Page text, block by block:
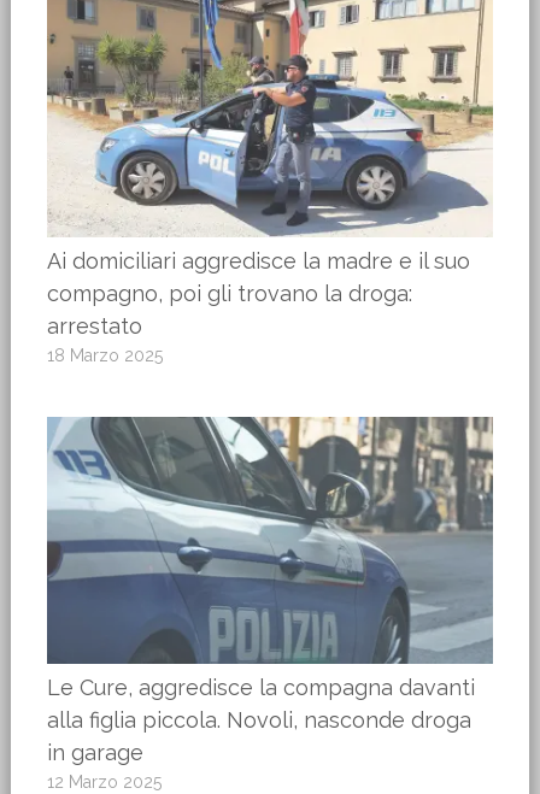
Ai domiciliari aggredisce la madre e il suo
compagno, poi gli trovano la droga:
arrestato
18 Marzo 2025
Le Cure, aggredisce la compagna davanti
alla figlia piccola. Novoli, nasconde droga
in garage
12 Marzo 2025